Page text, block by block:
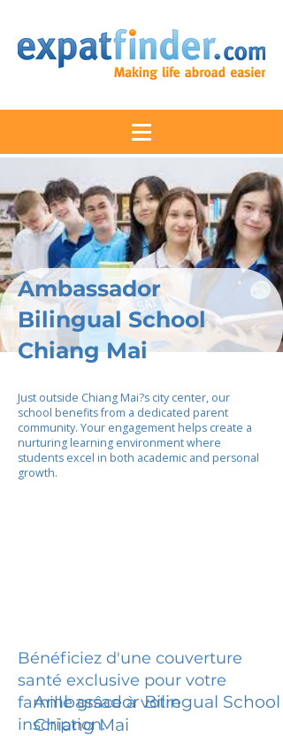
Ambassador
Bilingual School
Chiang Mai
Just outside Chiang Mai?s city center, our
school benefits from a dedicated parent
community. Your engagement helps create a
nurturing learning environment where
students excel in both academic and personal
growth.
Bénéficiez d'une couverture
santé exclusive pour votre
famille grâce à votre
inscription.
Ambassador Bilingual School
Chiang Mai